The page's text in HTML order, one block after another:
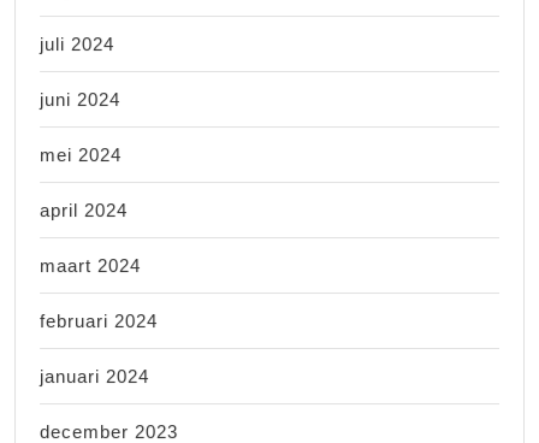
juli 2024
juni 2024
mei 2024
april 2024
maart 2024
februari 2024
januari 2024
december 2023